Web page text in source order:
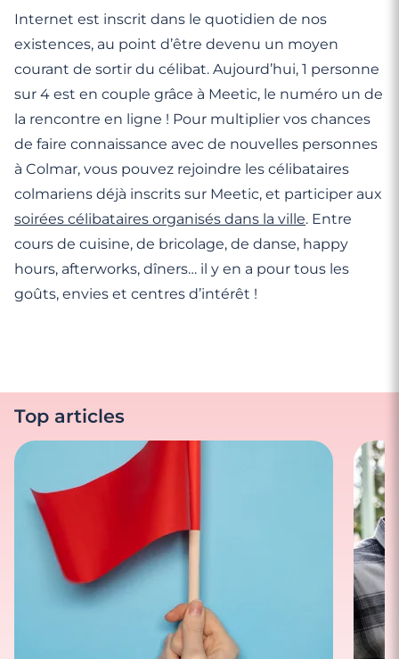
Internet est inscrit dans le quotidien de nos
existences, au point d’être devenu un moyen
courant de sortir du célibat. Aujourd’hui, 1 personne
sur 4 est en couple grâce à Meetic, le numéro un de
la rencontre en ligne ! Pour multiplier vos chances
de faire connaissance avec de nouvelles personnes
à Colmar, vous pouvez rejoindre les célibataires
colmariens déjà inscrits sur Meetic, et participer aux
soirées célibataires organisés dans la ville. Entre
cours de cuisine, de bricolage, de danse, happy
hours, afterworks, dîners… il y en a pour tous les
goûts, envies et centres d’intérêt !
Top articles